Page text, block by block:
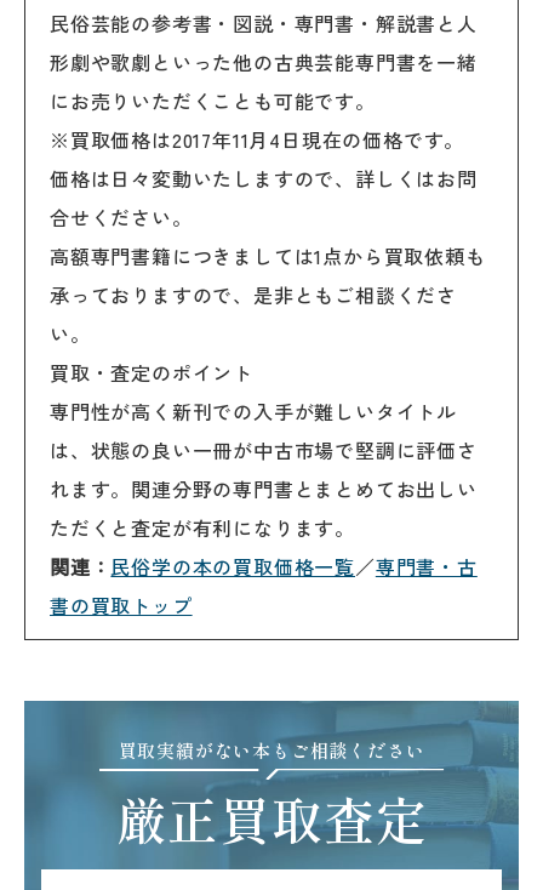
民俗芸能の参考書・図説・専門書・解説書と人
形劇や歌劇といった他の古典芸能専門書を一緒
にお売りいただくことも可能です。
※買取価格は2017年11月4日現在の価格です。
価格は日々変動いたしますので、詳しくはお問
合せください。
高額専門書籍につきましては1点から買取依頼も
承っておりますので、是非ともご相談くださ
い。
買取・査定のポイント
専門性が高く新刊での入手が難しいタイトル
は、状態の良い一冊が中古市場で堅調に評価さ
れます。関連分野の専門書とまとめてお出しい
ただくと査定が有利になります。
関連：民俗学の本の買取価格一覧／専門書・古
書の買取トップ
買取実績がない本もご相談ください
厳正買取査定